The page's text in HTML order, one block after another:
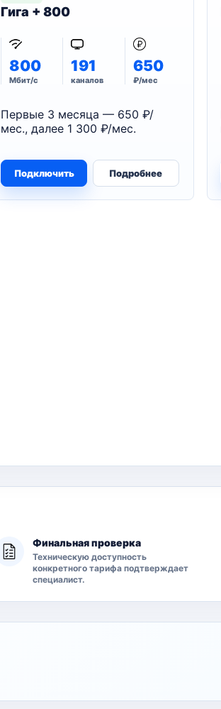
Гига + 800
800
Мбит/с
191
каналов
650
₽/мес
Первые 3 месяца — 650 ₽/
мес., далее 1 300 ₽/мес.
Подключить Подробнее
Финальная проверка
Техническую доступность
конкретного тарифа подтверждает
специалист.